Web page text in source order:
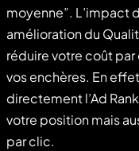
moyenne”. L’impact
amélioration du
réduire votre coût
vos enchères. En
directement l’Ad
votre position mais
par clic.